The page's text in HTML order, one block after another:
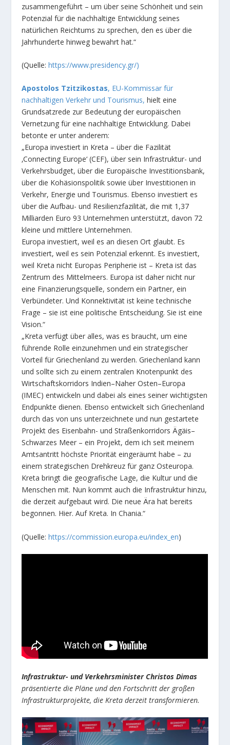
zusammengeführt – um über seine Schönheit und sein
Potenzial für die nachhaltige Entwicklung seines
natürlichen Reichtums zu sprechen, den es über die
Jahrhunderte hinweg bewahrt hat.“
(Quelle:https://www.presidency.gr/)
Apostolos Tzitzikostas, EU-Kommissar für
nachhaltigen Verkehr und Tourismus,hielt eine
Grundsatzrede zur Bedeutung der europäischen
Vernetzung für eine nachhaltige Entwicklung. Dabei
betonte er unter anderem:
„Europa investiert in Kreta – über die Fazilität
‚Connecting Europe‘ (CEF), über sein Infrastruktur- und
Verkehrsbudget, über die Europäische Investitionsbank,
über die Kohäsionspolitik sowie über Investitionen in
Verkehr, Energie und Tourismus. Ebenso investiert es
über die Aufbau- und Resilienzfazilität, die mit 1,37
Milliarden Euro 93 Unternehmen unterstützt, davon 72
kleine und mittlere Unternehmen.
Europa investiert, weil es an diesen Ort glaubt. Es
investiert, weil es sein Potenzial erkennt. Es investiert,
weil Kreta nicht Europas Peripherie ist – Kreta ist das
Zentrum des Mittelmeers. Europa ist daher nicht nur
eine Finanzierungsquelle, sondern ein Partner, ein
Verbündeter. Und Konnektivität ist keine technische
Frage – sie ist eine politische Entscheidung. Sie ist eine
Vision.“
„Kreta verfügt über alles, was es braucht, um eine
führende Rolle einzunehmen und ein strategischer
Vorteil für Griechenland zu werden. Griechenland kann
und sollte sich zu einem zentralen Knotenpunkt des
Wirtschaftskorridors Indien–Naher Osten–Europa
(IMEC) entwickeln und dabei als eines seiner wichtigsten
Endpunkte dienen. Ebenso entwickelt sich Griechenland
durch das von uns unterzeichnete und nun gestartete
Projekt des Eisenbahn- und Straßenkorridors Ägäis–
Schwarzes Meer – ein Projekt, dem ich seit meinem
Amtsantritt höchste Priorität eingeräumt habe – zu
einem strategischen Drehkreuz für ganz Osteuropa.
Kreta bringt die geografische Lage, die Kultur und die
Menschen mit. Nun kommt auch die Infrastruktur hinzu,
die derzeit aufgebaut wird. Die neue Ära hat bereits
begonnen. Hier. Auf Kreta. In Chania.“
(Quelle:https://commission.europa.eu/index_en)
Infrastruktur- und Verkehrsminister Christos Dimas
präsentierte die Pläne und den Fortschritt der großen
Infrastrukturprojekte, die Kreta derzeit transformieren.